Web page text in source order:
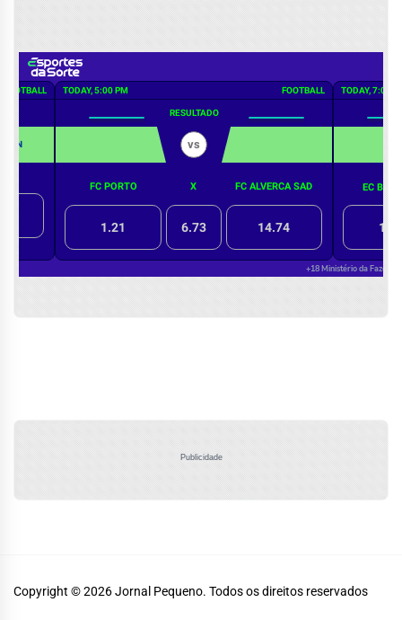
Publicidade
Copyright © 2026Jornal Pequeno. Todos os direitos reservados